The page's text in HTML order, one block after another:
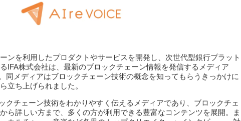
ンを利用したプロダクトやサービスを開発し、次世代型銀行プラット
IFA株式会社は、最新のブロックチェーン情報を発信するメディア
同メディアはブロックチェーン技術の概念を知ってもらうきっかけに
立ち上げられました。
クチェーン技術をわかりやすく伝えるメディアであり、ブロックチェ
ら詳しい方まで、多くの方が利用できる豊富なコンテンツを展開。ま